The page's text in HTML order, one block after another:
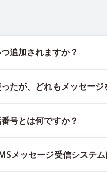
追加されますか？
たが、どれもメッセージ
ります。配信成功率を高め
続的に使用する。
を試してください。
号とは何ですか？
メッセージの受信です。
メッセージ受信システ